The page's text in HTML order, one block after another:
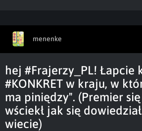
menenke
hej #Frajerzy_PL! Łapcie
#KONKRET w kraju, w
ma piniędzy". (Premier
wściekł jak się
wiecie)